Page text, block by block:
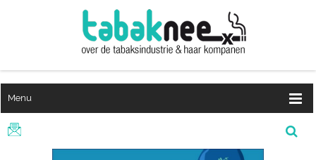
Menu